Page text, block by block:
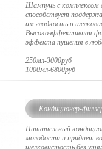
комплексом
Шампунь с комплексом
способствует
им гладкость и
Высокоэффективная
эффекта пушения в
250мл-3000руб
1000мл-6800руб
Кондиционер-
Питательный
молодости и придает
шелковистость без